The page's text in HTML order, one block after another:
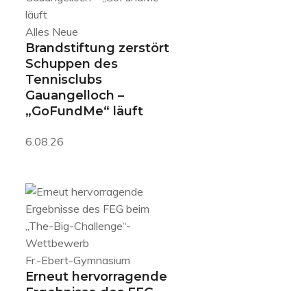
Alles Neue
Brandstiftung zerstört
Schuppen des
Tennisclubs
Gauangelloch –
„GoFundMe“ läuft
6.08.26
Fr.-Ebert-Gymnasium
Erneut hervorragende